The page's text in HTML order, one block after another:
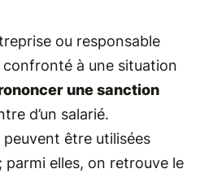
ou responsable
à une situation
une sanction
d’un salarié.
être utilisées
parmi elles, on retrouve le